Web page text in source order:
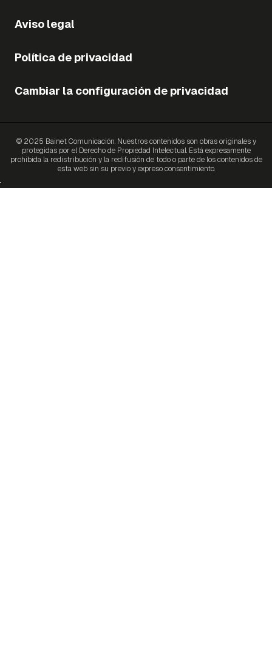
Aviso legal
Política de privacidad
Cambiar la configuración de privacidad
© 2025 Bainet Comunicación. Nuestros contenidos son obras originales y
protegidas por el Derecho de Propiedad Intelectual. Está expresamente
prohibida la redistribución y la redifusión de todo o parte de los contenidos de
esta web sin su previo y expreso consentimiento.